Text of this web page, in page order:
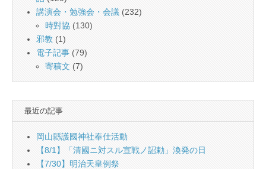
講演会・勉強会・会議 (232)
時對協 (130)
邪教 (1)
電子記事 (79)
寄稿文 (7)
最近の記事
岡山縣護國神社奉仕活動
【8/1】「清國ニ対スル宣戦ノ詔勅」渙発の日
【7/30】明治天皇例祭